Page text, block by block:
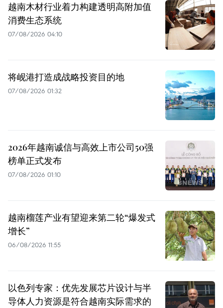
越南木材行业着力构建透明高附加值
消费生态系统
07/08/2026 04:10
将岘港打造成战略投资目的地
07/08/2026 01:32
2026年越南诚信与高效上市公司50强
榜单正式发布
07/08/2026 01:10
越南榴莲产业有望迎来第二轮“爆发式
增长”
06/08/2026 11:55
以色列专家：优先发展芯片设计与半
导体人力资源是符合越南实际需求的